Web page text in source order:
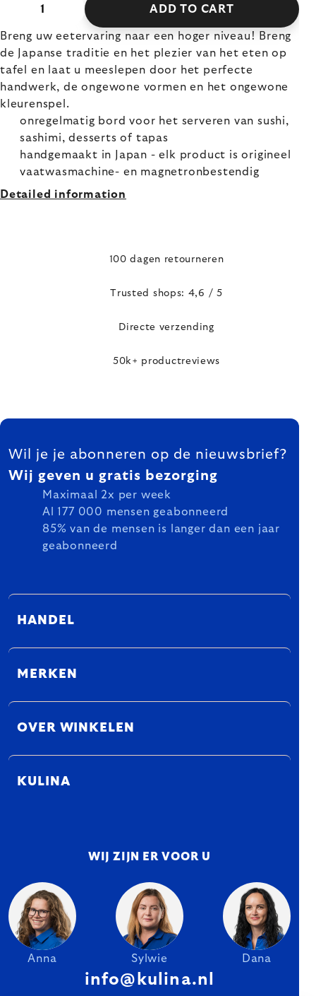
ADD TO CART
Breng uw eetervaring naar een hoger niveau! Breng
de Japanse traditie en het plezier van het eten op
tafel en laat u meeslepen door het perfecte
handwerk, de ongewone vormen en het ongewone
kleurenspel.
onregelmatig bord voor het serveren van sushi,
sashimi, desserts of tapas
handgemaakt in Japan - elk product is origineel
vaatwasmachine- en magnetronbestendig
Detailed information
100 dagen retourneren
Trusted shops: 4,6 / 5
Directe verzending
50k+ productreviews
FOOTER
Wil je je abonneren op de nieuwsbrief?
Wij geven u gratis bezorging
Maximaal 2x per week
Al 177 000 mensen geabonneerd
85% van de mensen is langer dan een jaar
geabonneerd
HANDEL
MERKEN
OVER WINKELEN
KULINA
WIJ ZIJN ER VOOR U
Anna Sylwie Dana
info@kulina.nl